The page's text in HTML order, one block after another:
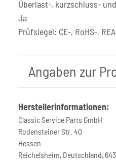
Überlast-, kurzschluss-
Ja
Prüfsiegel: CE-, RoHS-,
Angaben zur
Herstellerinformationen:
Classic Service Parts GmbH
Rodensteiner Str. 40
Hessen
Reichelsheim, Deutschland,